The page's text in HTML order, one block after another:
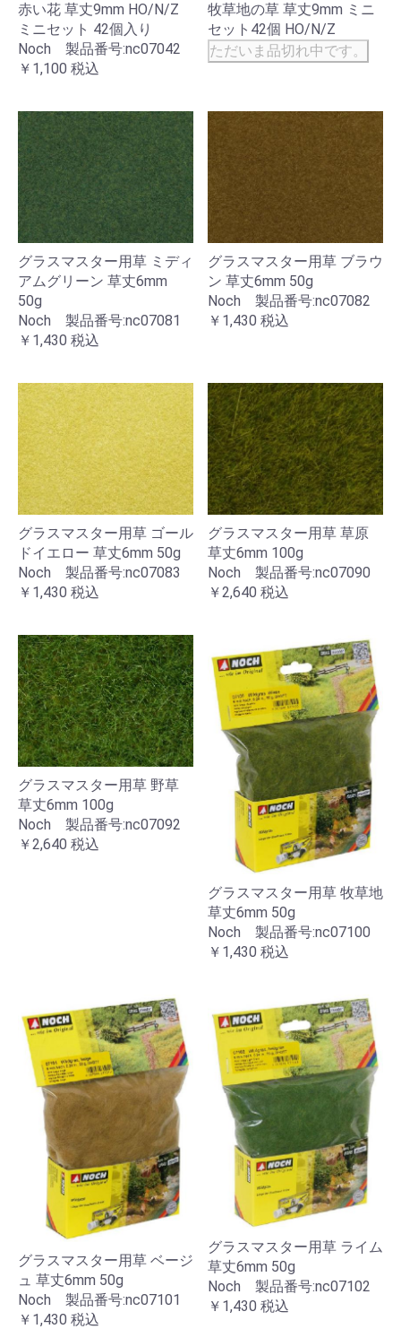
赤い花 草丈9mm HO/N/Z
ミニセット 42個入り
Noch 製品番号:nc07042
￥1,100 税込
牧草地の草 草丈9mm ミニ
セット42個 HO/N/Z
ただいま品切れ中です。
グラスマスター用草 ミディ
アムグリーン 草丈6mm
50g
Noch 製品番号:nc07081
￥1,430 税込
グラスマスター用草 ブラウ
ン 草丈6mm 50g
Noch 製品番号:nc07082
￥1,430 税込
グラスマスター用草 ゴール
ドイエロー 草丈6mm 50g
Noch 製品番号:nc07083
￥1,430 税込
グラスマスター用草 草原
草丈6mm 100g
Noch 製品番号:nc07090
￥2,640 税込
グラスマスター用草 野草
草丈6mm 100g
Noch 製品番号:nc07092
￥2,640 税込
グラスマスター用草 牧草地
草丈6mm 50g
Noch 製品番号:nc07100
￥1,430 税込
グラスマスター用草 ベージ
ュ 草丈6mm 50g
Noch 製品番号:nc07101
￥1,430 税込
グラスマスター用草 ライム
草丈6mm 50g
Noch 製品番号:nc07102
￥1,430 税込